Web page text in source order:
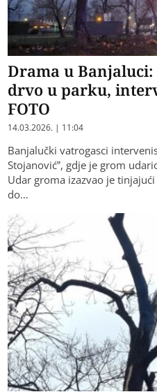
Drama u
drvo u parku,
FOTO
14.03.2026. | 11:04
Banjalučki vatrogasci
Stojanović”, gdje je grom
Udar groma izazvao je
do…